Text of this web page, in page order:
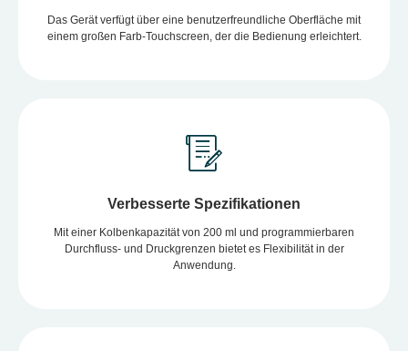
Das Gerät verfügt über eine benutzerfreundliche Oberfläche mit
einem großen Farb-Touchscreen, der die Bedienung erleichtert.
Verbesserte Spezifikationen
Mit einer Kolbenkapazität von 200 ml und programmierbaren
Durchfluss- und Druckgrenzen bietet es Flexibilität in der
Anwendung.